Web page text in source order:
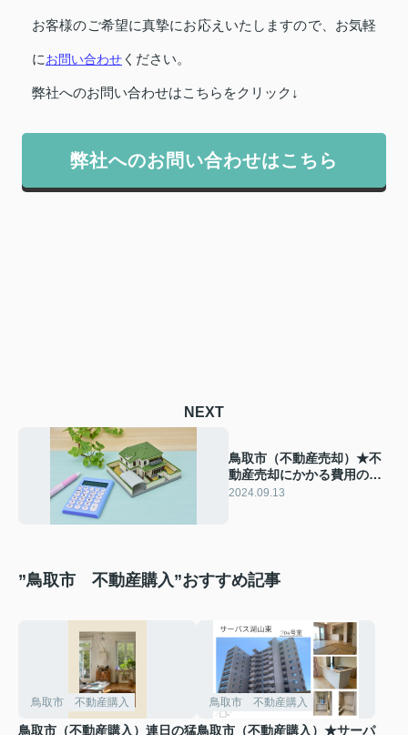
お客様のご希望に真摯にお応えいたしますので、お気軽
にお問い合わせ ください。
弊社へのお問い合わせはこちらをクリック↓
弊社へのお問い合わせはこちら
NEXT
鳥取市（不動産売却）★不
動産売却にかかる費用の種
類や相場などをご紹介！
2024.09.13
”鳥取市 不動産購入”おすすめ記事
鳥取市 不動産購入
鳥取市（不動産購入）連日の猛
鳥取市 不動産購入
鳥取市（不動産購入）★サーパ